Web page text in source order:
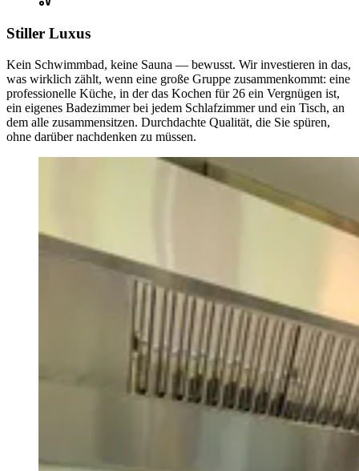
Stiller Luxus
Kein Schwimmbad, keine Sauna — bewusst. Wir investieren in das,
was wirklich zählt, wenn eine große Gruppe zusammenkommt: eine
professionelle Küche, in der das Kochen für 26 ein Vergnügen ist,
ein eigenes Badezimmer bei jedem Schlafzimmer und ein Tisch, an
dem alle zusammensitzen. Durchdachte Qualität, die Sie spüren,
ohne darüber nachdenken zu müssen.